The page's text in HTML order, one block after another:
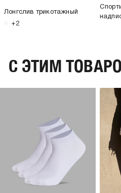
Лонгслив трикотажный
+2
C ЭТИМ